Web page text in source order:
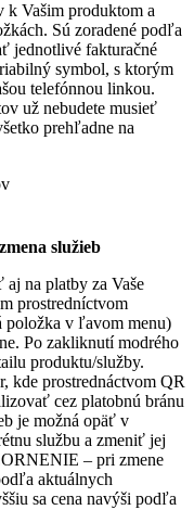
Vašim produktom a
Sú zoradené podľa
jednotlivé fakturačné
symbol, s ktorým
telefónnou linkou.
už nebudete musieť
prehľadne na
služieb
na platby za Vaše
prostredníctvom
v ľavom menu)
Po zakliknutí modrého
produktu/služby.
kde prostrednáctvom QR
cez platobnú bránu
je možná opäť v
službu a zmeniť jej
– pri zmene
aktuálnych
sa cena navýši podľa